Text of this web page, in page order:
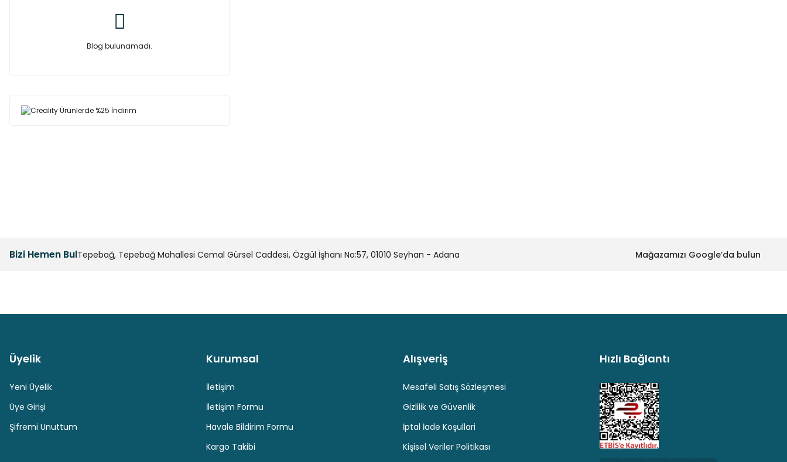
Blog bulunamadı.
Bizi Hemen BulTepebağ, Tepebağ Mahallesi Cemal Gürsel Caddesi, Özgül İşhanı No:57, 01010 Seyhan - Adana Mağazamızı Google’da bulun
Güvenli Ödeme Hediyeli Ürün Seçenekleri
Üyelik
Yeni Üyelik
Üye Girişi
Şifremi Unuttum
Kurumsal
İletişim
İletişim Formu
Havale Bildirim Formu
Kargo Takibi
Alışveriş
Mesafeli Satış Sözleşmesi
Gizlilik ve Güvenlik
İptal İade Koşullari
Kişisel Veriler Politikası
Hızlı Bağlantı